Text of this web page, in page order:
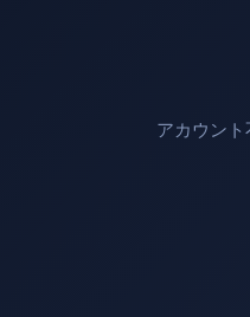
アカウン